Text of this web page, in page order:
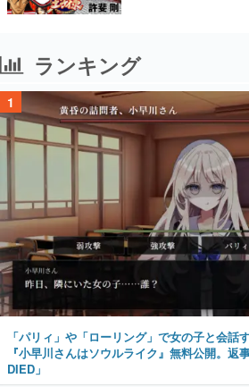
ランキング
1
「パリィ」や「ローリング」で女の子と会話
『小早川さんはソウルライク』無料公開。返
DIED」